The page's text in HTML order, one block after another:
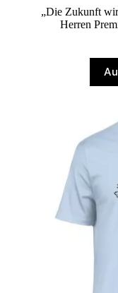
„Die Zukunft
Herren